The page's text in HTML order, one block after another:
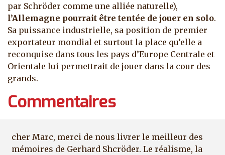
par Schröder comme une alliée naturelle),
l’Allemagne pourrait être tentée de jouer en solo.
Sa puissance industrielle, sa position de premier
exportateur mondial et surtout la place qu’elle a
reconquise dans tous les pays d’Europe Centrale et
Orientale lui permettrait de jouer dans la cour des
grands.
Commentaires
cher Marc, merci de nous livrer le meilleur des
mémoires de Gerhard Shcröder. Le réalisme, la